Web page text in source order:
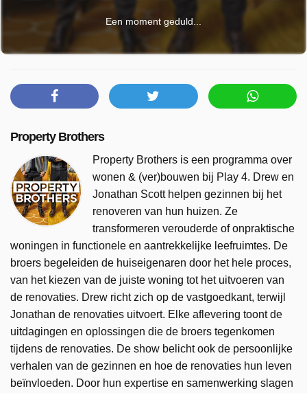
Een moment geduld...
Property Brothers
Property Brothers is een programma over
wonen & (ver)bouwen bij Play 4. Drew en
Jonathan Scott helpen gezinnen bij het
renoveren van hun huizen. Ze
transformeren verouderde of onpraktische
woningen in functionele en aantrekkelijke leefruimtes. De
broers begeleiden de huiseigenaren door het hele proces,
van het kiezen van de juiste woning tot het uitvoeren van
de renovaties. Drew richt zich op de vastgoedkant, terwijl
Jonathan de renovaties uitvoert. Elke aflevering toont de
uitdagingen en oplossingen die de broers tegenkomen
tijdens de renovaties. De show belicht ook de persoonlijke
verhalen van de gezinnen en hoe de renovaties hun leven
beïnvloeden. Door hun expertise en samenwerking slagen